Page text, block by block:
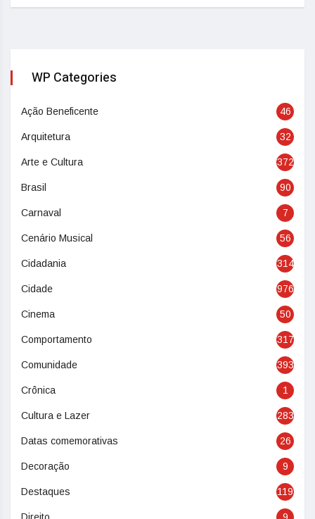
WP Categories
Ação Beneficente 46
Arquitetura 32
Arte e Cultura 372
Brasil 90
Carnaval 7
Cenário Musical 56
Cidadania 314
Cidade 976
Cinema 50
Comportamento 317
Comunidade 393
Crônica 1
Cultura e Lazer 283
Datas comemorativas 26
Decoração 9
Destaques 119